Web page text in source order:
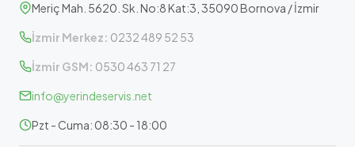
Meriç Mah. 5620. Sk. No:8 Kat:3, 35090 Bornova / İzmir
İzmir Merkez: 0232 489 52 53
İzmir GSM: 0530 463 71 27
info@yerindeservis.net
Pzt - Cuma: 08:30 - 18:00